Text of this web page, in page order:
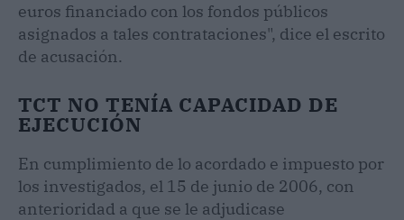
euros financiado con los fondos públicos
asignados a tales contrataciones", dice el escrito
de acusación.
TCT NO TENÍA CAPACIDAD DE
EJECUCIÓN
En cumplimiento de lo acordado e impuesto por
los investigados, el 15 de junio de 2006, con
anterioridad a que se le adjudicase